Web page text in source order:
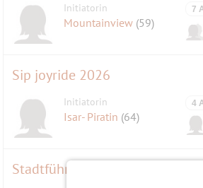
Initiatorin
Mountainview (59)
7
Sip joyride 2026
Initiatorin
Isar- Piratin (64)
4
Stadtführung für Singles -